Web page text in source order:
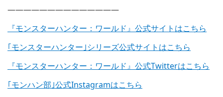
——————————————
『モンスターハンター：ワールド』公式サイトはこちら
｢モンスターハンター｣シリーズ公式サイトはこちら
『モンスターハンター：ワールド』公式Twitterはこちら
｢モンハン部｣公式Instagramはこちら